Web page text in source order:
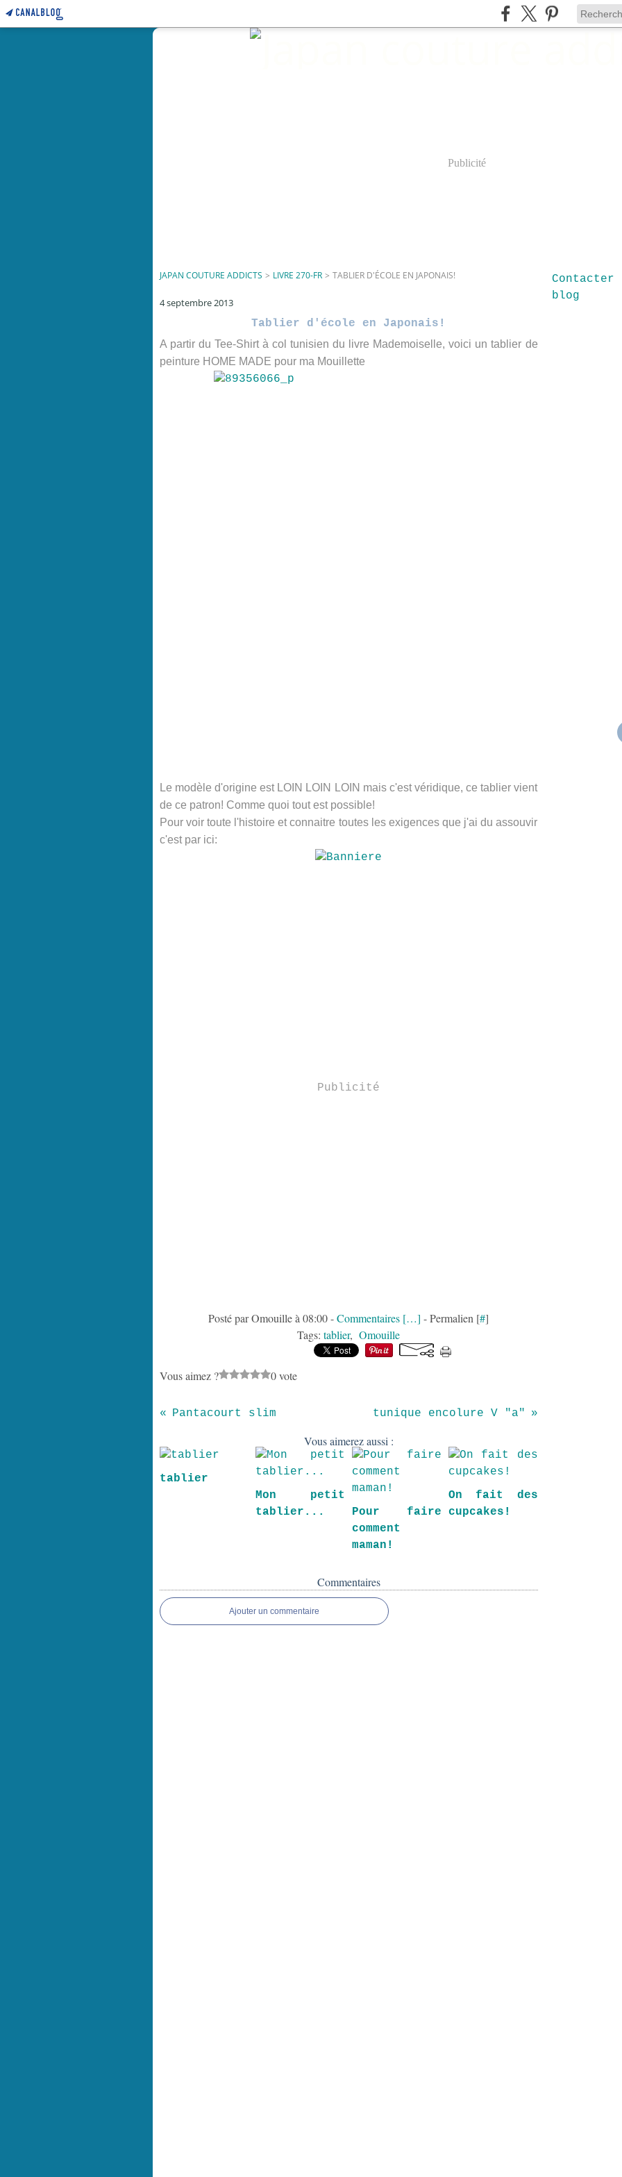
Publicité
JAPAN COUTURE ADDICTS > LIVRE 270-FR > TABLIER D'ÉCOLE EN JAPONAIS!
4 septembre 2013
Tablier d'école en Japonais!
A partir du Tee-Shirt à col tunisien du livre Mademoiselle, voici un tablier de
peinture HOME MADE pour ma Mouillette
Le modèle d'origine est LOIN LOIN LOIN mais c'est véridique, ce tablier vient
de ce patron! Comme quoi tout est possible!
Pour voir toute l'histoire et connaitre toutes les exigences que j'ai du assouvir
c'est par ici:
Publicité
Posté par Omouille à 08:00 -Commentaires […] - Permalien [#]
Tags: tablier, Omouille
Vous aimez ? 0 vote
Pantacourt slim tunique encolure V "a"
Vous aimerez aussi :
tablier
Mon petit
tablier...
Pour faire
comment
maman!
On fait des
cupcakes!
Commentaires
Ajouter un commentaire
blog